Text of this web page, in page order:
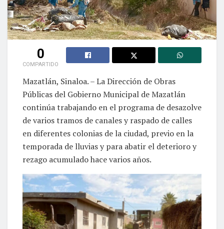
0
COMPARTIDO
Mazatlán, Sinaloa. – La Dirección de Obras
Públicas del Gobierno Municipal de Mazatlán
continúa trabajando en el programa de desazolve
de varios tramos de canales y raspado de calles
en diferentes colonias de la ciudad, previo en la
temporada de lluvias y para abatir el deterioro y
rezago acumulado hace varios años.